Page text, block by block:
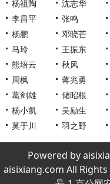
杨祖陶
沈志华
李昌平
张鸣
杨鹏
邓晓芒
马玲
王振东
熊培云
秋风
周枫
蒋兆勇
葛剑雄
储昭根
杨小凯
吴励生
莫于川
羽之野
Powered by
aisixiang.com All Rights